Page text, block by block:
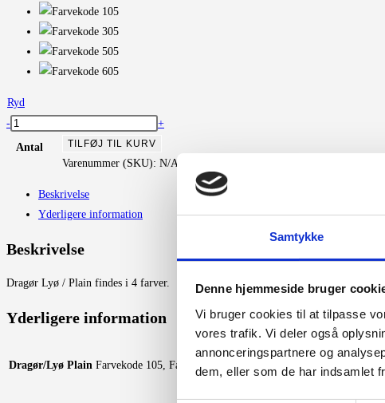
Samtykke
Denne hjemmeside bruger
Vi bruger cookies til at tilpasse
vores trafik. Vi deler også
annonceringspartnere og
dem, eller som de har indsamlet
Ryd
Dragør/Lyø
Plain
-
+
Antal
TILFØJ TIL KURV
Varenummer (SKU): N/A
Beskrivelse
Yderligere information
Beskrivelse
Dragør Lyø / Plain findes i 4 farver.
Yderligere information
Dragør/Lyø Plain Farvekode 105, Farvekode 305, Farvekode 505, Farvekode 605